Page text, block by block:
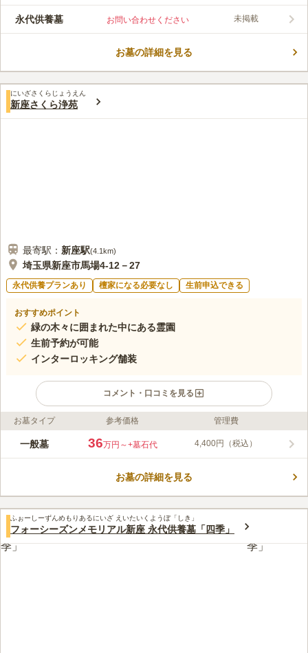
設備が充実している都市型霊園です。 園内は、全区画、両隣に
ゆとりを持たせたバリアフリー設計なので、高齢の方や車椅子の
い・売店を完備しているので、誰でも利用できます。
みんなの評価
3.6 口コミ5件
50代男性
周りに食事をする場所はない。お花を買う場所もない。事前に用
意すれば問題ないです。霊園のものは高い買わない。
永代供養墓 お問い合わせください 未掲載
お墓の詳細を見る
にいざさくらじょうえん
新座さくら浄苑
最寄駅： 新座駅(4.1km)
埼玉県新座市馬場4-12－27
永代供養プランあり 檀家になる必要なし 生前申込できる
おすすめポイント
緑の木々に囲まれた中にある霊園
生前予約が可能
インターロッキング舗装
コメント・口コミを見る
ライフドット編集部のコメント
野鳥と花の調和が美しい、情緒豊かな霊苑です。約1,000区画を
移ろいを感じられるような多種多様な植栽があります。管理棟の
ども連れでお参りする際に子どもが飽きずに済みます。 管理棟
では無料のドリンクを提供しています。
口コミ評価
みんなの評価
3.9 口コミ5件
寺そばのお蕎麦屋さんで食べるおそばがおいしくて楽しみです。
お墓タイプ 参考価格 管理費
一般墓 36万円～+墓石代 4,400円（税込）
お墓の詳細を見る
ふぉーしーずんめもりあるにいざ えいたいくようぼ「しき」
フォーシーズンメモリアル新座 永代供養墓「四季」